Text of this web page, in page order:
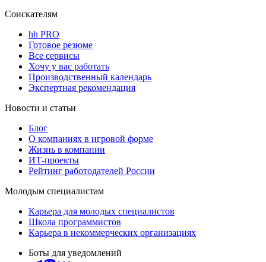
Соискателям
hh PRO
Готовое резюме
Все сервисы
Хочу у вас работать
Производственный календарь
Экспертная рекомендация
Новости и статьи
Блог
О компаниях в игровой форме
Жизнь в компании
ИТ-проекты
Рейтинг работодателей России
Молодым специалистам
Карьера для молодых специалистов
Школа программистов
Карьера в некоммерческих организациях
Боты для уведомлений